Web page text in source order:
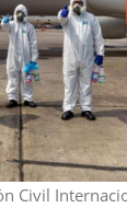
Civil